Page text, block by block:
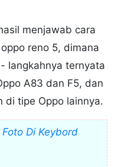
menjawab cara
reno 5, dimana
langkahnya ternyata
A83 dan F5, dan
di tipe Oppo lainnya.
Di Keybord